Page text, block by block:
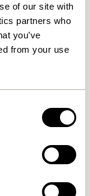
of our site with
partners who
you’ve
from your use